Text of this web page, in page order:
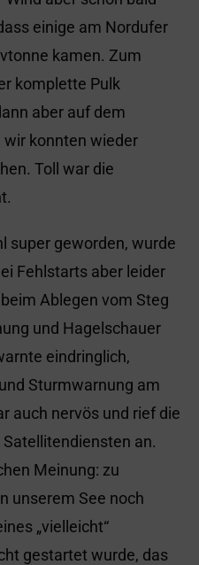
einige am Nordufer
kamen. Zum
komplette Pulk
aber auf dem
konnten wieder
Toll war die
super geworden, wurde
Fehlstarts aber leider
Ablegen vom Steg
und Hagelschauer
eindringlich,
Sturmwarnung am
auch nervös und rief die
an.
Meinung: zu
unserem See noch
„vielleicht“
gestartet wurde, das